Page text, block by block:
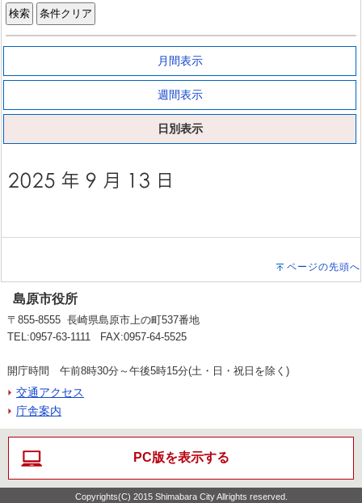
月間表示
週間表示
日別表示
ページの先頭へ
島原市役所
〒855-8555 長崎県島原市上の町537番地
TEL:0957-63-1111 FAX:0957-64-5525
開庁時間 午前8時30分～午後5時15分(土・日・祝日を除く)
交通アクセス
庁舎案内
PC版を表示する
Copyrights(C) 2015 Shimabara City Allrights reserved.